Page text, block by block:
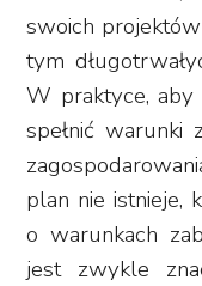
swoich
tym
W praktyce,
spełnić warunki
plan nie istnieje,
o warunkach
jest zwykle